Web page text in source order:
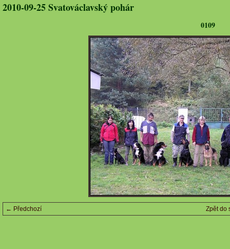
2010-09-25 Svatováclavský pohár
0109
← Předchozí Zpět do